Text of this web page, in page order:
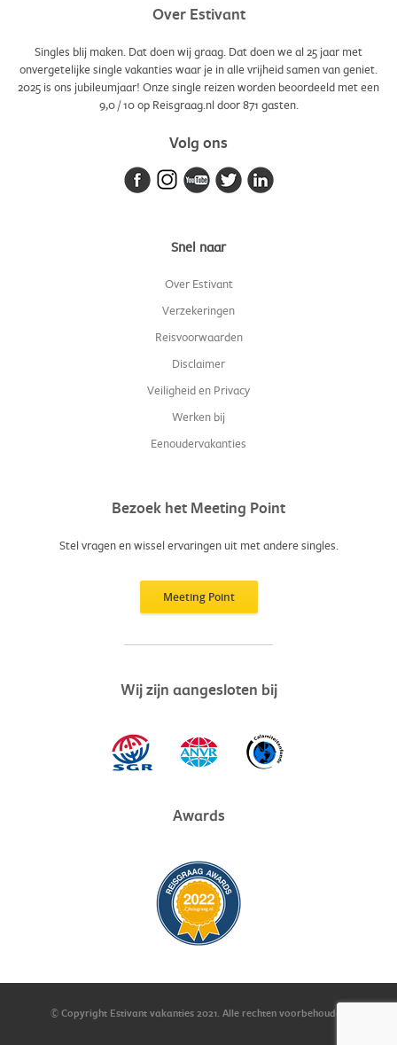
Over Estivant
Singles blij maken. Dat doen wij graag. Dat doen we al 25 jaar met
onvergetelijke single vakanties waar je in alle vrijheid samen van geniet.
2025 is ons jubileumjaar! Onze single reizen worden beoordeeld met een
9,0/10op Reisgraag.nl door871 gasten.
Volg ons
Snel naar
Over Estivant
Verzekeringen
Reisvoorwaarden
Disclaimer
Veiligheid en Privacy
Werken bij
Eenoudervakanties
Bezoek het Meeting Point
Stel vragen en wissel ervaringen uit met andere singles.
Meeting Point
Wij zijn aangesloten bij
Awards
© Copyright Estivant vakanties2021. Alle rechten voorbehouden